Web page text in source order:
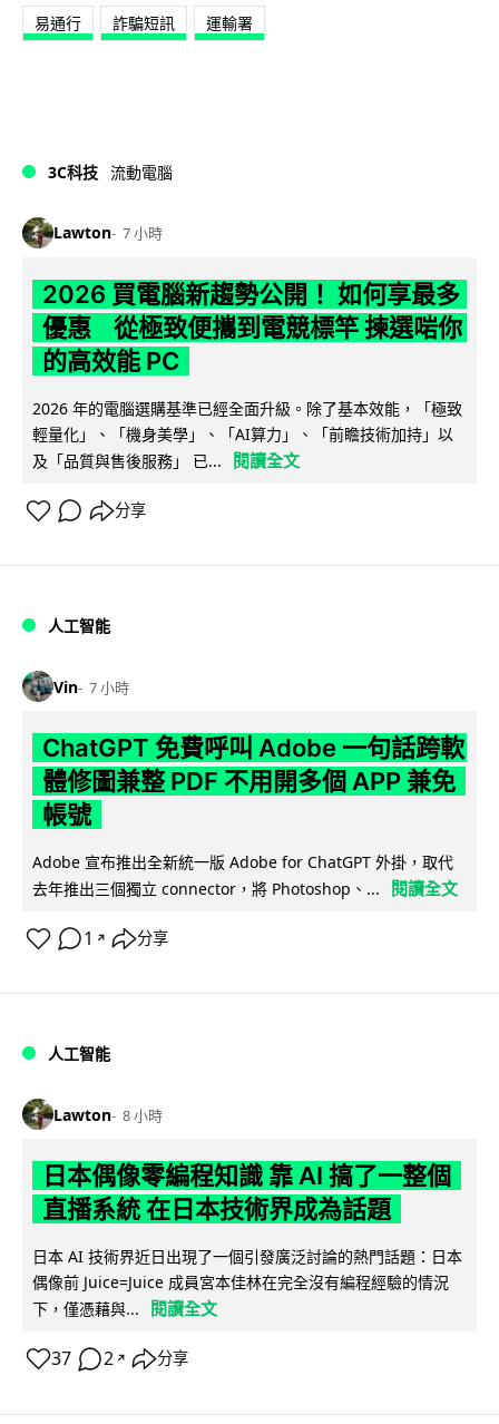
易通行 詐騙短訊 運輸署
3C科技 流動電腦
Lawton 7 小時
2026 買電腦新趨勢公開！ 如何享最多
優惠 從極致便攜到電競標竿 揀選啱你
的高效能 PC
2026 年的電腦選購基準已經全面升級。除了基本效能，「極致
輕量化」、「機身美學」、「AI算力」、「前瞻技術加持」以
及「品質與售後服務」 已...
閱讀全文
分享
人工智能
Vin 7 小時
ChatGPT 免費呼叫 Adobe 一句話跨軟
體修圖兼整 PDF 不用開多個 APP 兼免
帳號
Adobe 宣布推出全新統一版 Adobe for ChatGPT 外掛，取代
去年推出三個獨立 connector，將 Photoshop、...
閱讀全文
1 ↗ 分享
人工智能
Lawton 8 小時
日本偶像零編程知識 靠 AI 搞了一整個
直播系統 在日本技術界成為話題
日本 AI 技術界近日出現了一個引發廣泛討論的熱門話題：日本
偶像前 Juice=Juice 成員宮本佳林在完全沒有編程經驗的情況
下，僅憑藉與...
閱讀全文
37 2 ↗ 分享